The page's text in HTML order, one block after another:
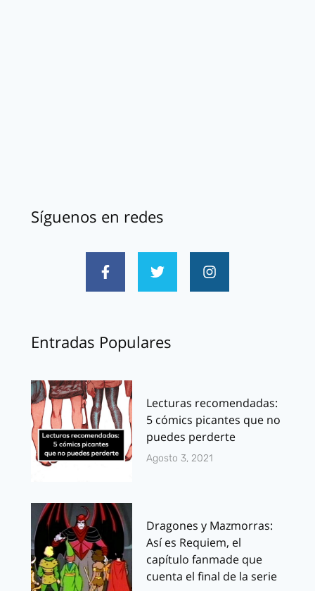
Síguenos en redes
Entradas Populares
Lecturas recomendadas:
5 cómics picantes que no
puedes perderte
Agosto 3, 2021
Dragones y Mazmorras:
Así es Requiem, el
capítulo fanmade que
cuenta el final de la serie